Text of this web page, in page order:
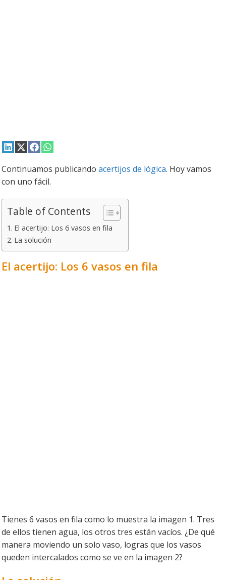
Compartir
LinkedIn
Compartir
X
(Twitter)
Compartir
Facebook
Compartir
WhatsApp
Continuamos publicando acertijos de lógica. Hoy vamos
con uno fácil.
Table of Contents
El acertijo: Los 6 vasos en fila
La solución
El acertijo: Los 6 vasos en fila
Tienes 6 vasos en fila como lo muestra la imagen 1. Tres
de ellos tienen agua, los otros tres están vacíos. ¿De qué
manera moviendo un solo vaso, logras que los vasos
queden intercalados como se ve en la imagen 2?